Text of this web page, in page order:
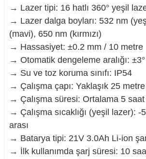
→ Lazer tipi: 16 hatlı 360° yeşil
→ Lazer dalga boyları: 532 nm
(mavi), 650 nm (kırmızı)
→ Hassasiyet: ±0.2 mm / 10 metre
→ Otomatik dengeleme aralığı: ±3°
→ Su ve toz koruma sınıfı: IP54
→ Çalışma çapı: Yaklaşık 25 metre
→ Çalışma süresi: Ortalama 5 saat
→ Çalışma sıcaklığı (yeşil lazer): -
arası
→ Batarya tipi: 21V 3.0Ah Li-ion
→ İlk kullanımda şarj süresi: 10